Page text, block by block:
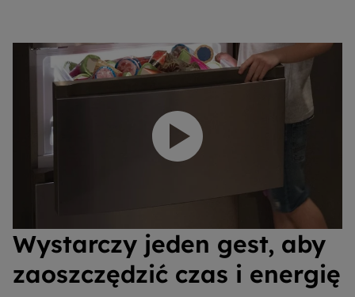
Odtwórz wideo
Wystarczy jeden gest, aby
zaoszczędzić czas i energię